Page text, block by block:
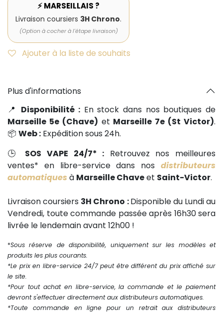
⚡ MARSEILLAIS ?
Livraison coursiers 3H Chrono.
(Option à cocher à l'étape livraison)
Ajouter à la liste de souhaits
Plus d'informations
📍 Disponibilité : En stock dans nos boutiques de
Marseille 5e (Chave) et Marseille 7e (St Victor).
📦 Web : Expédition sous 24h.
🕒 SOS VAPE 24/7* : Retrouvez nos meilleures
ventes* en libre-service dans nos distributeurs
automatiques à Marseille Chaveet Saint-Victor.
Livraison coursiers 3H Chrono :Disponible du Lundi au
Vendredi, toute commande passée après 16h30 sera
livrée le lendemain avant 12h00 !
*Sous réserve de disponibilité, uniquement sur les modèles et
produits les plus courants.
*Le prix en libre-service 24/7 peut être différent du prix affiché sur
le site.
*Pour tout achat en libre-service, la commande et le paiement
devront s'effectuer directement aux distributeurs automatiques.
*Toute commande en ligne pour un retrait aux distributeurs